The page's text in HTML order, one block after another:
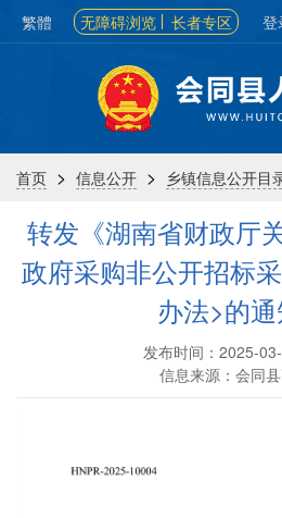
繁體 无障碍浏览 长者专区 登
首页 > 信息公开 > 乡镇信息公开目
转发《湖南省财政厅
政府采购非公开招标
办法>的通
发布时间：2025-
信息来源：会同